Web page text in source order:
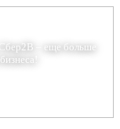
– еще больше